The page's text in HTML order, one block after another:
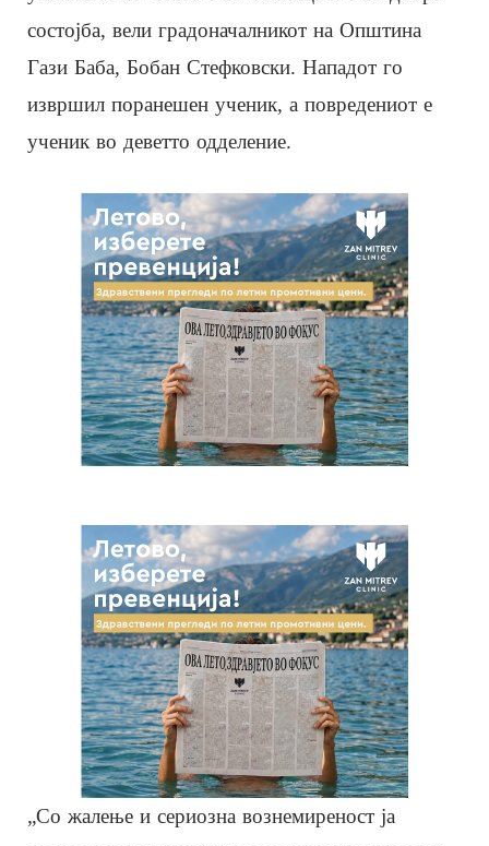
состојба, вели градоначалникот на Општина
Гази Баба, Бобан Стефковски. Нападот го
извршил поранешен ученик, а повредениот е
ученик во деветто одделение.
„Со жалење и сериозна вознемиреност ја